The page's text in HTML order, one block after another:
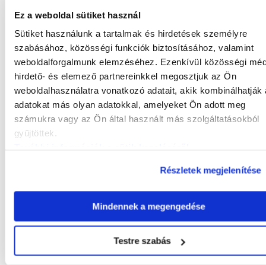
Ez a weboldal sütiket használ
Sütiket használunk a tartalmak és hirdetések személyre
szabásához, közösségi funkciók biztosításához, valamint
weboldalforgalmunk elemzéséhez. Ezenkívül közösségi
hirdető- és elemező partnereinkkel megosztjuk az Ön
weboldalhasználatra vonatkozó adatait, akik kombinálhatják
adatokat más olyan adatokkal, amelyeket Ön adott meg
számukra vagy az Ön által használt más szolgáltatásokból
gyűjtöttek.
Részletek megjelenítése
Mindennek a megengedése
Testre szabás
Tisza 1846-ban megkezdődött szabályozását,
1846. szeptember 21-én, Széchenyi születésnapján indult
balatonfüredi kikötőből.
Az 1848 áprilisában megalakulóBatthyány Lajos-
közmunka-közlekedésügyi miniszteri tárcát kapta. Az egyre
ellentétek az udvarral azonban megviselték idegeit, végül
4-én lemondott a miniszterségről. Orvosa, Balogh Pál
Bécs közelében fekvő Döblingi szanatóriumba
indult. Győrben, az Aranybárány fogadóban szálltak meg,
környezetével. A sorozatos zaklatások, házkutatások aztán
maradék erejét is, maga ellen fordította fegyverét, és1860.
éről 8-ára virradó éjszakán, húsvétvasárnap reggelének
„Csupa kétségbeesés vagyok. Kiss este sakk. Az éjjel véget